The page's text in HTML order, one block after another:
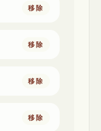
移除
移除
移除
移除